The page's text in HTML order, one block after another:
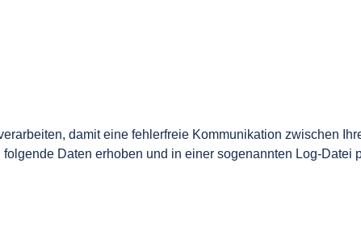
damit eine fehlerfreie Kommunikation zwischen
Daten erhoben und in einer sogenannten Log-Datei